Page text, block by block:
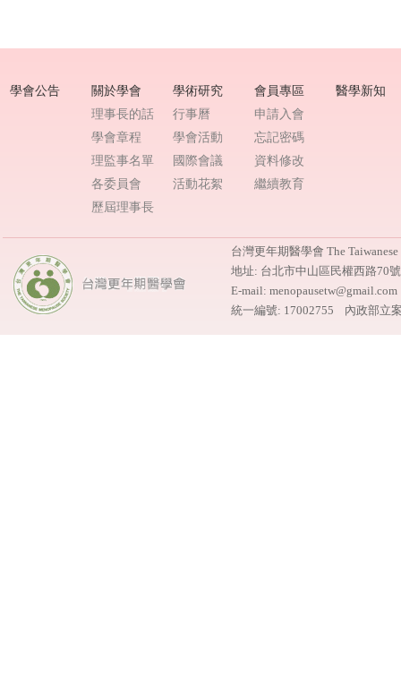
學會公告
關於學會
理事長的話
學會章程
理監事名單
各委員會
歷屆理事長
學術研究
行事曆
學會活動
國際會議
活動花絮
會員專區
申請入會
忘記密碼
資料修改
繼續教育
醫學新知
台灣更年期醫學會 The
地址: 台北市中山區民權西路70
E-mail:
統一編號: 17002755 內政部立